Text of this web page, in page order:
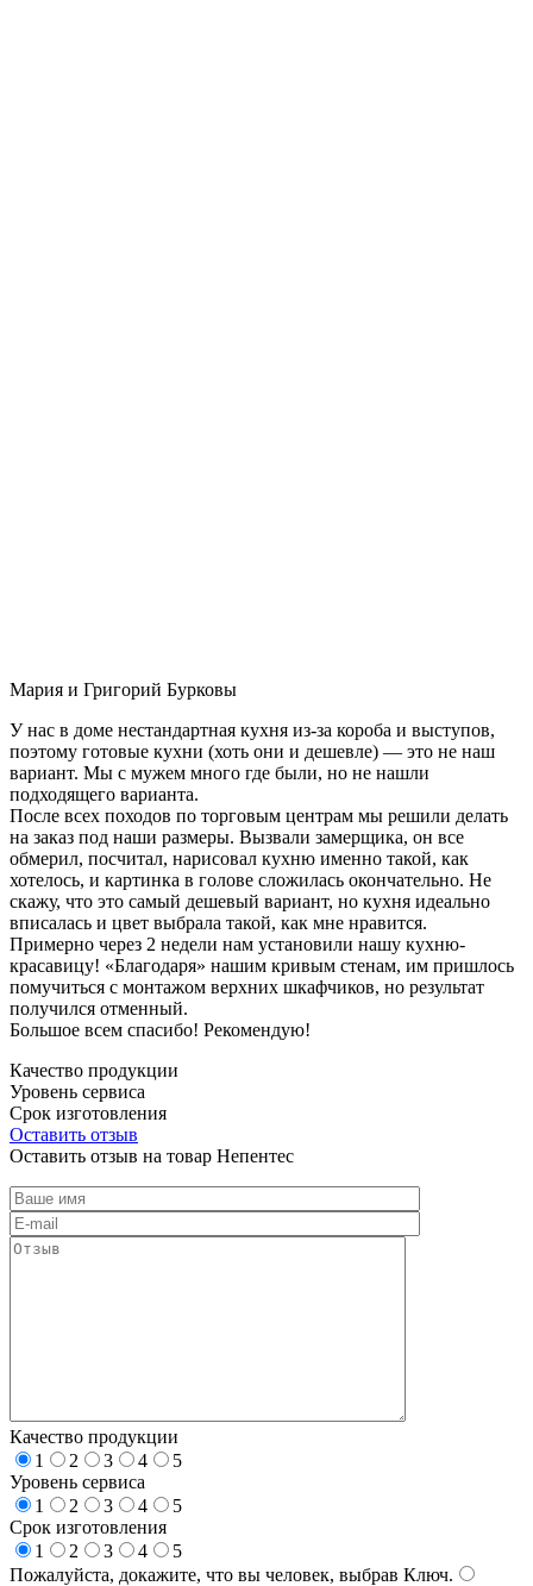
Мария и Григорий Бурковы
У нас в доме нестандартная кухня из-за короба и выступов,
поэтому готовые кухни (хоть они и дешевле) — это не наш
вариант. Мы с мужем много где были, но не нашли
подходящего варианта.
После всех походов по торговым центрам мы решили делать
на заказ под наши размеры. Вызвали замерщика, он все
обмерил, посчитал, нарисовал кухню именно такой, как
хотелось, и картинка в голове сложилась окончательно. Не
скажу, что это самый дешевый вариант, но кухня идеально
вписалась и цвет выбрала такой, как мне нравится.
Примерно через 2 недели нам установили нашу кухню-
красавицу! «Благодаря» нашим кривым стенам, им пришлось
помучиться с монтажом верхних шкафчиков, но результат
получился отменный.
Большое всем спасибо! Рекомендую!
Качество продукции
Уровень сервиса
Срок изготовления
Оставить отзыв
Оставить отзыв на товар Непентес
Качество продукции
1
2 3 4
5
Уровень сервиса
1
2 3 4
5
Срок изготовления
1
2 3 4
5
Пожалуйста, докажите, что вы человек, выбрав Ключ.